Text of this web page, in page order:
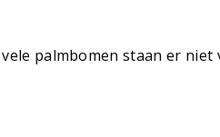
palmbomen staan er niet